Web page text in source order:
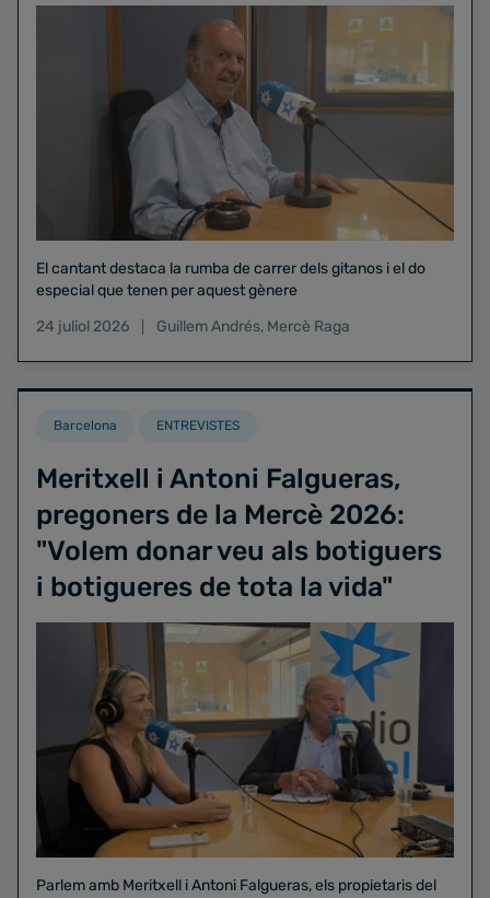
El cantant destaca la rumba de carrer dels gitanos i el do
especial que tenen per aquest gènere
24 juliol 2026
Guillem Andrés, Mercè Raga
Barcelona ENTREVISTES
Meritxell i Antoni Falgueras,
pregoners de la Mercè 2026:
"Volem donar veu als botiguers
i botigueres de tota la vida"
Parlem amb Meritxell i Antoni Falgueras, els propietaris del